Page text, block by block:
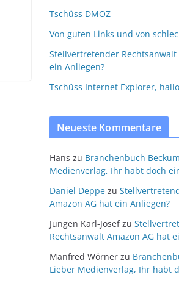
Tschüss DMOZ
Von guten Links und von
Stellvertretender Rechtsanwalt
ein Anliegen?
Tschüss Internet Explorer,
Neueste Kommentare
Hans zu Branchenbuch
Medienverlag, Ihr habt doch
Daniel Deppe zu
Amazon AG hat ein Anliegen?
Jungen Karl-Josefzu
Rechtsanwalt Amazon AG hat
Manfred Wörner zu
Lieber Medienverlag, Ihr habt